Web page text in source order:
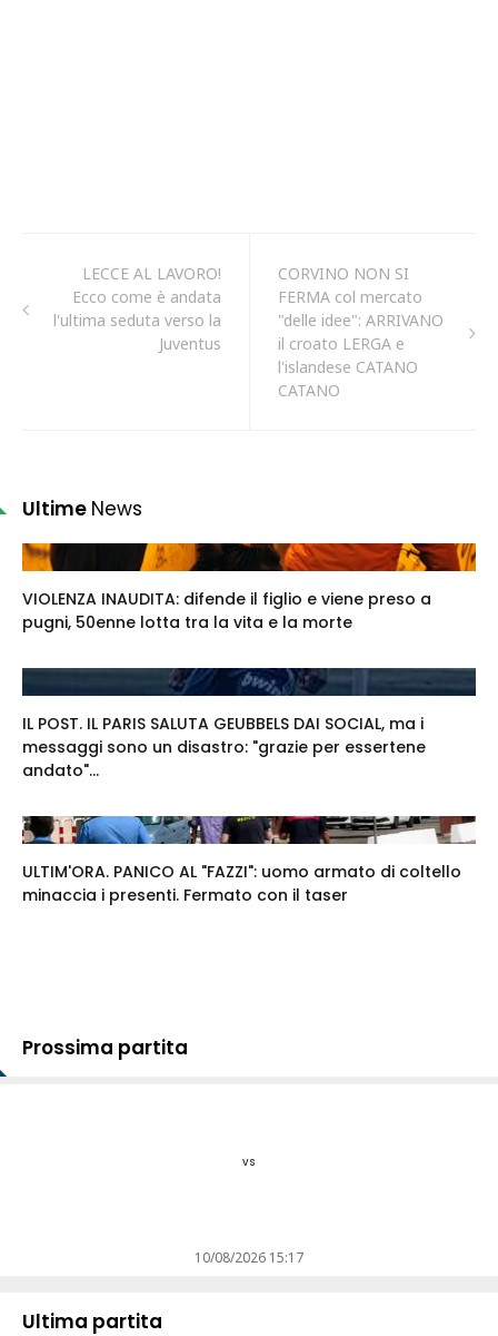
LECCE AL LAVORO!
Ecco come è andata
l'ultima seduta verso la
Juventus
CORVINO NON SI
FERMA col mercato
"delle idee": ARRIVANO
il croato LERGA e
l'islandese CATANO
CATANO
Ultime News
VIOLENZA INAUDITA: difende il figlio e viene preso a
pugni, 50enne lotta tra la vita e la morte
IL POST. IL PARIS SALUTA GEUBBELS DAI SOCIAL, ma i
messaggi sono un disastro: "grazie per essertene
andato"...
ULTIM'ORA. PANICO AL "FAZZI": uomo armato di coltello
minaccia i presenti. Fermato con il taser
Prossima partita
vs
10/08/2026 15:17
Ultima partita